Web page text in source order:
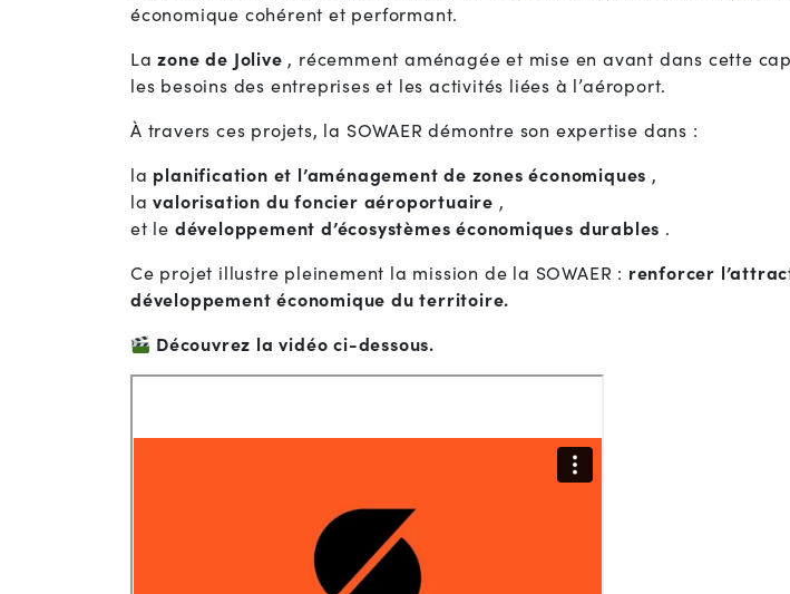
économique cohérent et performant.
Lazone de Jolive , récemment aménagée et mise en avant dans cette
les besoins des entreprises et les activités liées à l’aéroport.
À travers ces projets, la SOWAER démontre son expertise dans :
la planification et l’aménagement de zones économiques ,
lavalorisation du foncier aéroportuaire ,
et le développement d’écosystèmes économiques durables .
Ce projet illustre pleinement la mission de la SOWAER : renforcer
développement économique du territoire.
Découvrez la vidéo ci-dessous.